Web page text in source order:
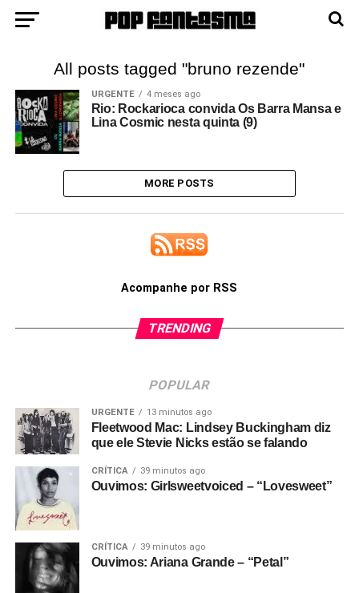
All posts tagged "bruno rezende"
URGENTE 4 meses ago
Rio: Rockarioca convida Os Barra Mansa e
Lina Cosmic nesta quinta (9)
MORE POSTS
Acompanhe por RSS
TRENDING
POPULAR
URGENTE 13 minutos ago
Fleetwood Mac: Lindsey Buckingham diz
que ele Stevie Nicks estão se falando
CRÍTICA 39 minutos ago
Ouvimos: Girlsweetvoiced – “Lovesweet”
CRÍTICA 39 minutos ago
Ouvimos: Ariana Grande – “Petal”